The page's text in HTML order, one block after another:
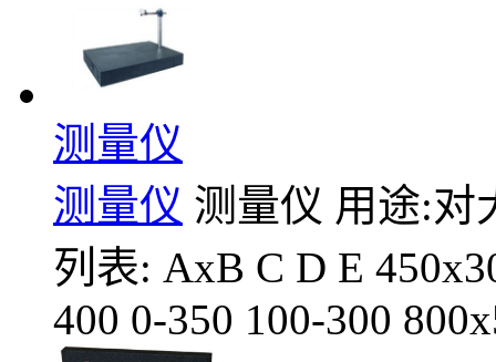
测量仪
测量仪 测量仪 用途:对
列表: AxB C D E
400 0-350 100-300